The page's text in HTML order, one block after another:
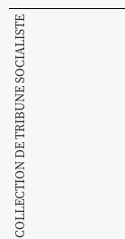
COLLECTION DE TRIBUNE SOCIALISTE